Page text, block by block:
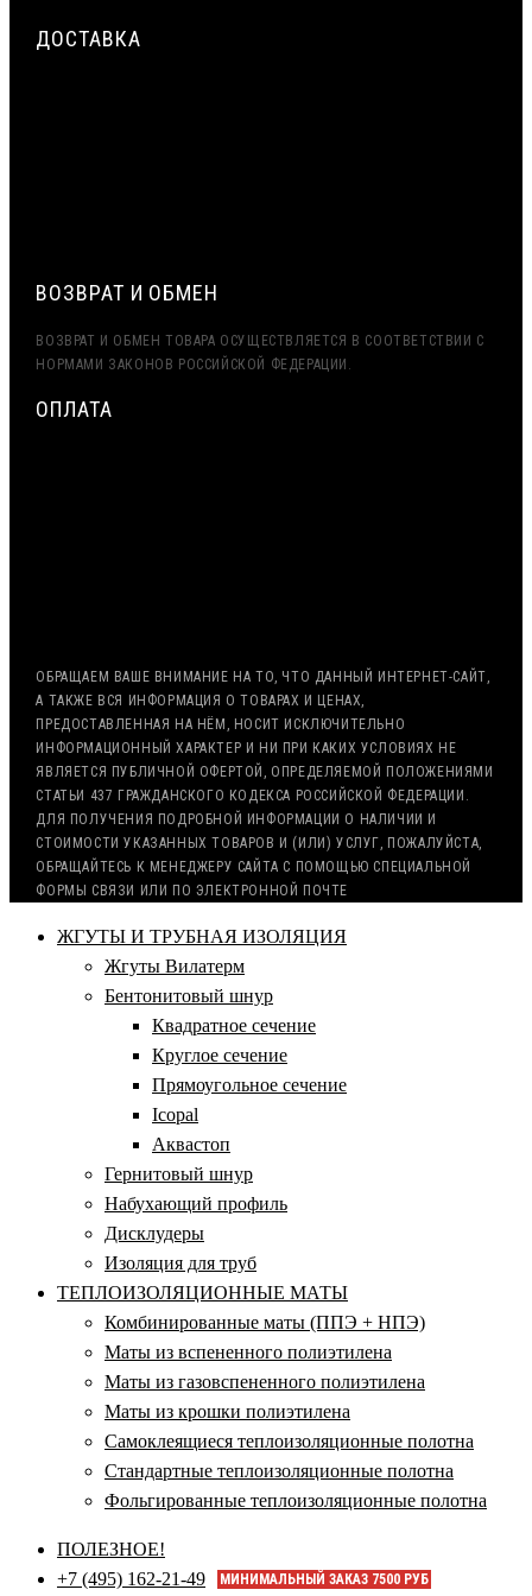
ДОСТАВКА
ВОЗВРАТ И ОБМЕН
ВОЗВРАТ И ОБМЕН ТОВАРА ОСУЩЕСТВЛЯЕТСЯ В СООТВЕТСТВИИ С
НОРМАМИ ЗАКОНОВ РОССИЙСКОЙ ФЕДЕРАЦИИ.
ОПЛАТА
ОБРАЩАЕМ ВАШЕ ВНИМАНИЕ НА ТО, ЧТО ДАННЫЙ ИНТЕРНЕТ-САЙТ,
А ТАКЖЕ ВСЯ ИНФОРМАЦИЯ О ТОВАРАХ И ЦЕНАХ,
ПРЕДОСТАВЛЕННАЯ НА НЁМ, НОСИТ ИСКЛЮЧИТЕЛЬНО
ИНФОРМАЦИОННЫЙ ХАРАКТЕР И НИ ПРИ КАКИХ УСЛОВИЯХ НЕ
ЯВЛЯЕТСЯ ПУБЛИЧНОЙ ОФЕРТОЙ, ОПРЕДЕЛЯЕМОЙ ПОЛОЖЕНИЯМИ
СТАТЬИ 437 ГРАЖДАНСКОГО КОДЕКСА РОССИЙСКОЙ ФЕДЕРАЦИИ.
ДЛЯ ПОЛУЧЕНИЯ ПОДРОБНОЙ ИНФОРМАЦИИ О НАЛИЧИИ И
СТОИМОСТИ УКАЗАННЫХ ТОВАРОВ И (ИЛИ) УСЛУГ, ПОЖАЛУЙСТА,
ОБРАЩАЙТЕСЬ К МЕНЕДЖЕРУ САЙТА С ПОМОЩЬЮ СПЕЦИАЛЬНОЙ
ФОРМЫ СВЯЗИ ИЛИ ПО ЭЛЕКТРОННОЙ ПОЧТЕ
ЖГУТЫ И ТРУБНАЯ ИЗОЛЯЦИЯ
Жгуты Вилатерм
Бентонитовый шнур
Квадратное сечение
Круглое сечение
Прямоугольное сечение
Icopal
Аквастоп
Гернитовый шнур
Набухающий профиль
Дисклудеры
Изоляция для труб
ТЕПЛОИЗОЛЯЦИОННЫЕ МАТЫ
Комбинированные маты (ППЭ + НПЭ)
Маты из вспененного полиэтилена
Маты из газовспененного полиэтилена
Маты из крошки полиэтилена
Самоклеящиеся теплоизоляционные полотна
Стандартные теплоизоляционные полотна
Фольгированные теплоизоляционные полотна
ПОЛЕЗНОЕ!
+7 (495) 162-21-49
МИНИМАЛЬНЫЙ ЗАКАЗ 7500 РУБ